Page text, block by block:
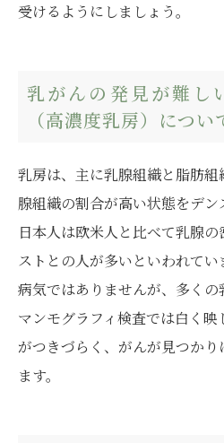
受けるようにしましょう。
乳がんの発見が難し
（高濃度乳房）につい
乳房は、主に乳腺組織と脂肪
腺組織の割合が高い状態をデン
日本人は欧米人と比べて乳腺
ストとの人が多いといわれて
病気ではありませんが、多く
マンモグラフィ検査では白く
がつきづらく、がんが見つか
ます。